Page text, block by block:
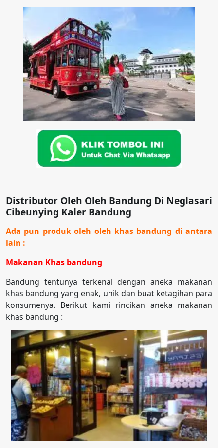
Distributor Oleh Oleh Bandung Di Neglasari
Cibeunying Kaler Bandung
Ada pun produk oleh oleh khas bandung di antara
lain :
Makanan Khas bandung
Bandung tentunya terkenal dengan aneka makanan
khas bandung yang enak, unik dan buat ketagihan para
konsumenya. Berikut kami rincikan aneka makanan
khas bandung :